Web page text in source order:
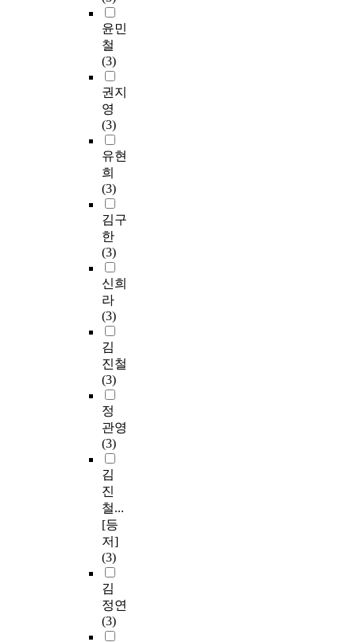
윤민
철
(3)
권지
영
(3)
유현
희
(3)
김구
한
(3)
신희
라
(3)
김
진철
(3)
정
관영
(3)
김
진
철...
[등
저]
(3)
김
정연
(3)